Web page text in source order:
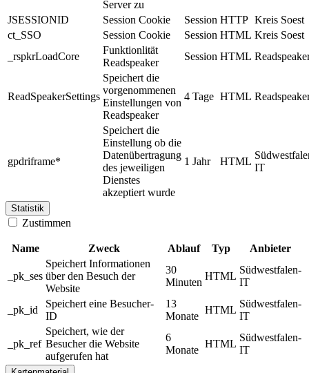
Server zu
JSESSIONID Session Cookie Session HTTP Kreis Soest
ct_SSO
Session Cookie Session HTML Kreis Soest
_rspkrLoadCore
Funktionlität
Readspeaker
Session HTML
ReadSpeakerSettings
Speichert die
vorgenommenen
Einstellungen von
Readspeaker
4 Tage HTML
gpdriframe*
Speichert die
Einstellung ob die
Datenübertragung
des jeweiligen
Dienstes
akzeptiert wurde
1 Jahr HTML
IT
Statistik
Zustimmen
Name Zweck Ablauf Typ Anbieter
_pk_ses
Speichert Informationen
über den Besuch der
Website
30
Minuten
HTML
Südwestfalen-
IT
_pk_id
Speichert eine Besucher-
ID
13
Monate
HTML
Südwestfalen-
IT
_pk_ref
Speichert, wie der
Besucher die Website
aufgerufen hat
6
Monate
HTML
Südwestfalen-
IT